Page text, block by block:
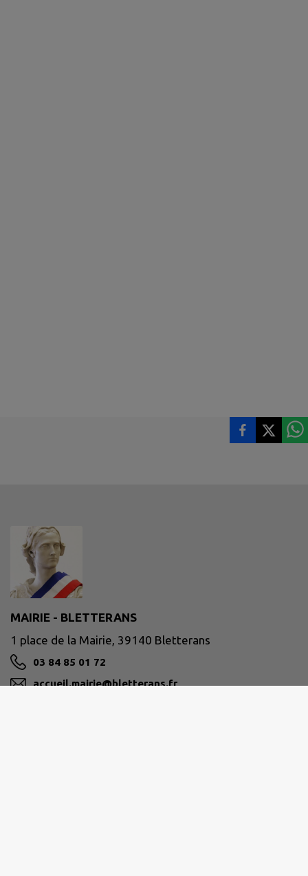
MAIRIE - BLETTERANS
1 place de la Mairie, 39140 Bletterans
03 84 85 01 72
accueil.mairie@bletterans.fr